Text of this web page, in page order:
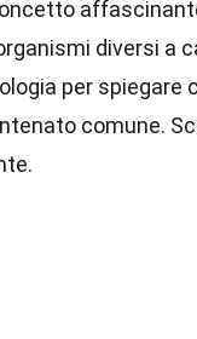
diversi a
per
comune.